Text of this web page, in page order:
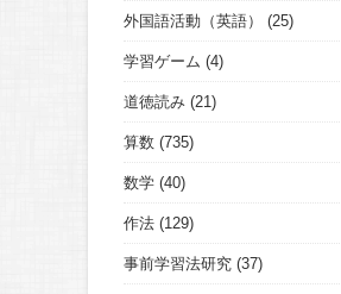
外国語活動（英語） (25)
学習ゲーム (4)
道徳読み (21)
算数 (735)
数学 (40)
作法 (129)
事前学習法研究 (37)